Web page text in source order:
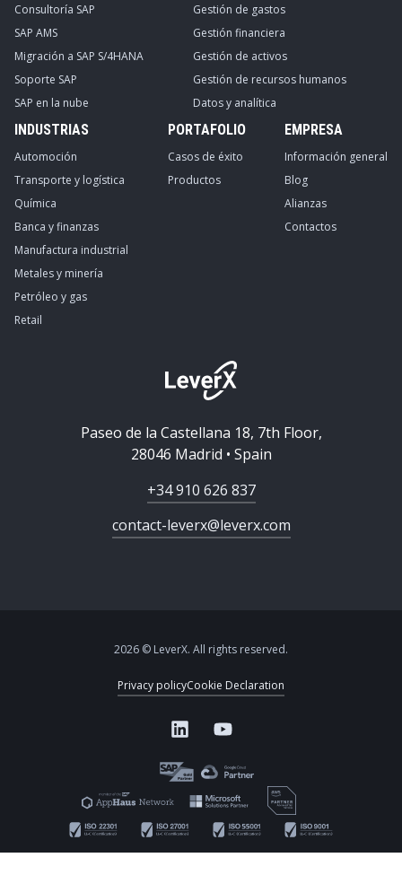
Consultoría SAP
SAP AMS
Migración a SAP S/4HANA
Soporte SAP
SAP en la nube
Gestión de gastos
Gestión financiera
Gestión de activos
Gestión de recursos humanos
Datos y analítica
INDUSTRIAS
Automoción
Transporte y logística
Química
Banca y finanzas
Manufactura industrial
Metales y minería
Petróleo y gas
Retail
PORTAFOLIO
Casos de éxito
Productos
EMPRESA
Información general
Blog
Alianzas
Contactos
Paseo de la Castellana 18, 7th Floor,
28046 Madrid • Spain
+34 910 626 837
contact-leverx@leverx.com
2026 © LeverX. All rights reserved.
Privacy policyCookie Declaration